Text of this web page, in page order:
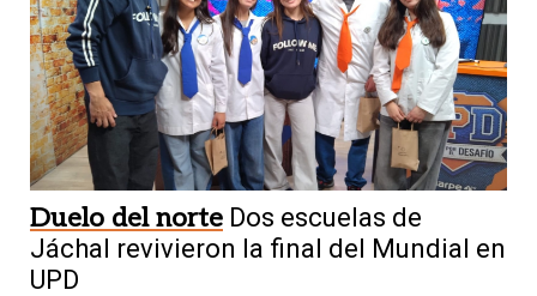
Duelo del norte Dos escuelas de
Jáchal revivieron la final del Mundial en
UPD